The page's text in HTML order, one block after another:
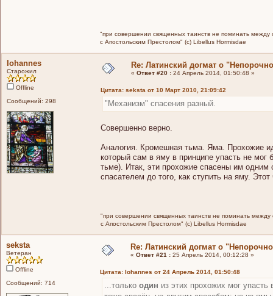
"при совершении священных таинств не поминать между
с Апостольским Престолом" (c) Libellus Hormisdae
Iohannes
Старожил
Offline
Сообщений: 298
Re: Латинский догмат о
« Ответ #20 : 24 Апрель 2014, 01:50:48 »
Цитата: seksta от 10 Март 2010, 21:09:42
"Механизм" спасения разный.
Совершенно верно.
Аналогия. Кромешная тьма. Яма. Прохожие
который сам в яму в принципе упасть не мог
тьме). Итак, эти прохожие спасены им
спасателем до того, как ступить на яму.
"при совершении священных таинств не поминать между
с Апостольским Престолом" (c) Libellus Hormisdae
seksta
Ветеран
Offline
Сообщений: 714
Re: Латинский догмат о
« Ответ #21 : 25 Апрель 2014, 00:12:28 »
Цитата: Iohannes от 24 Апрель 2014, 01:50:48
...только один из этих прохожих мог